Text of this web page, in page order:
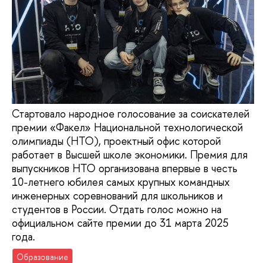
Стартовало народное голосование за соискателей
премии «Факел» Национальной технологической
олимпиады (НТО), проектный офис которой
работает в Высшей школе экономики. Премия для
выпускников НТО организована впервые в честь
10-летнего юбилея самых крупных командных
инженерных соревнований для школьников и
студентов в России. Отдать голос можно на
официальном сайте премии до 31 марта 2025
года.
Образование